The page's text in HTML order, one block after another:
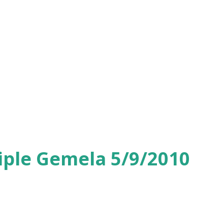
Gemela 5/9/2010